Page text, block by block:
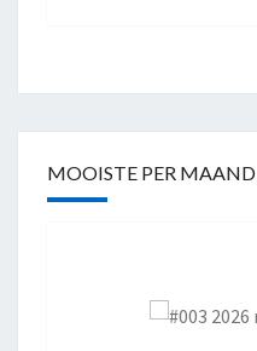
MOOISTE PER MAAND